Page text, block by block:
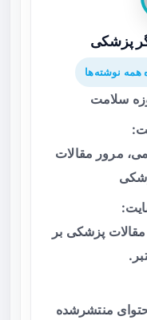
پزشکی
همه نوشته‌ها
سلامت
مرور مقالات
پزشکی بر
منتشرشده